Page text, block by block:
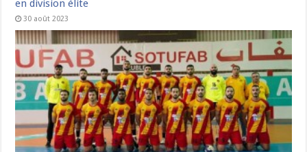
en division élite
30 août 2023